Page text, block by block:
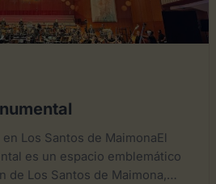
Los Santos de MaimonaEl
es un espacio emblemático
de Los Santos de Maimona,